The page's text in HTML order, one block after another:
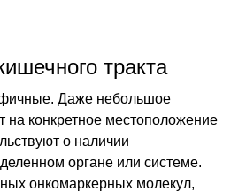
тракта
Даже небольшое
на конкретное местоположение
о наличии
органе или системе.
онкомаркерных молекул,